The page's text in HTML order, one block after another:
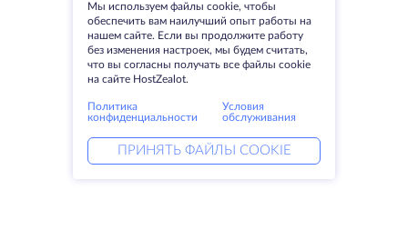
Мы используем файлы cookie, чтобы
обеспечить вам наилучший опыт работы на
нашем сайте. Если вы продолжите работу
без изменения настроек, мы будем считать,
что вы согласны получать все файлы cookie
на сайте HostZealot.
Политика
конфиденциальности
Условия
обслуживания
ПРИНЯТЬ ФАЙЛЫ COOKIE